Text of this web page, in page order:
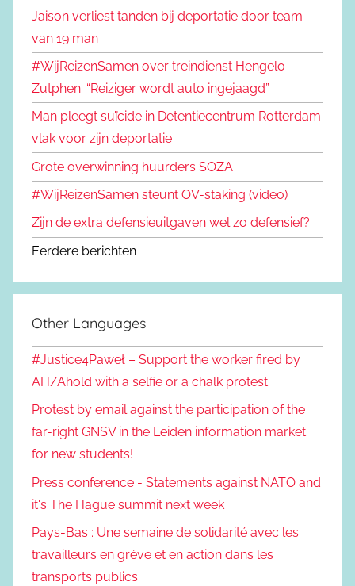
Jaison verliest tanden bij deportatie door team
van 19 man
#WijReizenSamen over treindienst Hengelo-
Zutphen: “Reiziger wordt auto ingejaagd”
Man pleegt suïcide in Detentiecentrum Rotterdam
vlak voor zijn deportatie
Grote overwinning huurders SOZA
#WijReizenSamen steunt OV-staking (video)
Zijn de extra defensieuitgaven wel zo defensief?
Eerdere berichten
Other Languages
#Justice4Paweł – Support the worker fired by
AH/Ahold with a selfie or a chalk protest
Protest by email against the participation of the
far-right GNSV in the Leiden information market
for new students!
Press conference - Statements against NATO and
it's The Hague summit next week
Pays-Bas : Une semaine de solidarité avec les
travailleurs en grève et en action dans les
transports publics